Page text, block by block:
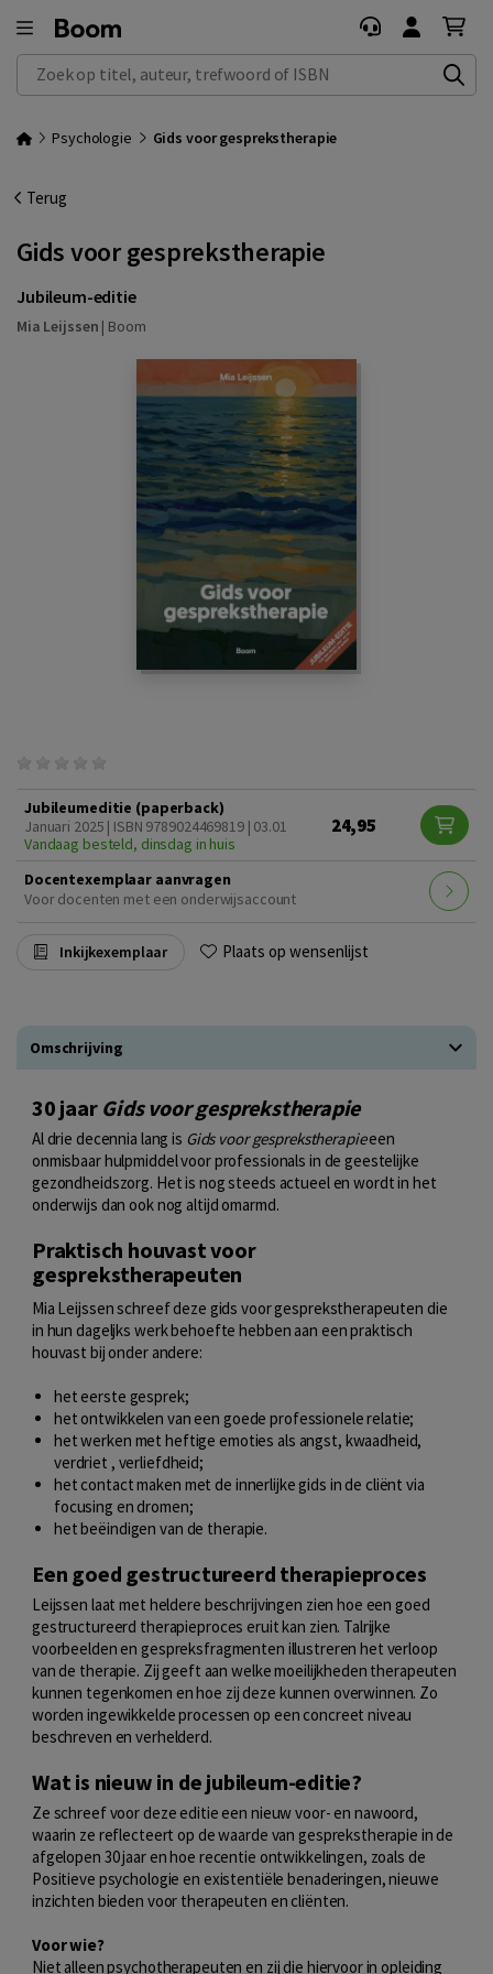
Zoek op titel, auteur, trefwoord of ISBN
Psychologie Gids voor gesprekstherapie
Terug
Gids voor gesprekstherapie
Jubileum-editie
Mia Leijssen | Boom
Jubileumeditie (paperback)
Januari 2025 | ISBN 9789024469819 | 03.01
Vandaag besteld, dinsdag in huis
24,95
Docentexemplaar aanvragen
Voor docenten met een onderwijsaccount
Inkijkexemplaar Plaats op wensenlijst
Omschrijving
30 jaar Gids voor gesprekstherapie
Al drie decennia lang is Gids voor gesprekstherapieeen
onmisbaar hulpmiddel voor professionals in de geestelijke
gezondheidszorg. Het is nog steeds actueel en wordt in het
onderwijs dan ook nog altijd omarmd.
Praktisch houvast voor
gesprekstherapeuten
Mia Leijssen schreef deze gids voor gesprekstherapeuten die
in hun dageljks werk behoefte hebben aan een praktisch
houvast bij onder andere:
het eerste gesprek;
het ontwikkelen van een goede professionele relatie;
het werken met heftige emoties als angst, kwaadheid,
verdriet , verliefdheid;
het contact maken met de innerlijke gids in de cliënt via
focusing en dromen;
het beëindigen van de therapie.
Een goed gestructureerd therapieproces
Leijssen laat met heldere beschrijvingen zien hoe een goed
gestructureerd therapieproces eruit kan zien. Talrijke
voorbeelden en gespreksfragmenten illustreren het verloop
van de therapie. Zij geeft aan welke moeilijkheden therapeuten
kunnen tegenkomen en hoe zij deze kunnen overwinnen. Zo
worden ingewikkelde processen op een concreet niveau
beschreven en verhelderd.
Wat is nieuw in de jubileum-editie?
Ze schreef voor deze editie een nieuw voor- en nawoord,
waarin ze reflecteert op de waarde van gesprekstherapie in de
afgelopen 30 jaar en hoe recentie ontwikkelingen, zoals de
Positieve psychologie en existentiële benaderingen, nieuwe
inzichten bieden voor therapeuten en cliënten.
Voor wie?
Niet alleen psychotherapeuten en zij die hiervoor in opleiding